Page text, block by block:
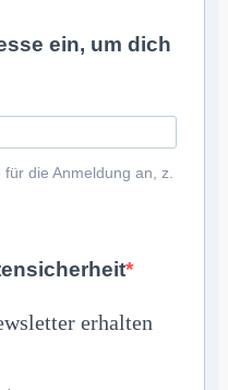
ein, um dich
die Anmeldung an, z.
erhalten